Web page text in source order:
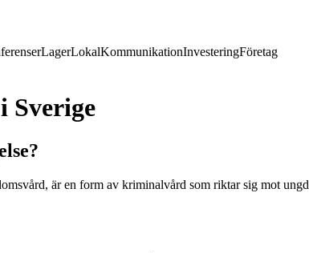
LagerLokalKommunikationInvesteringFöretag
Sverige
är en form av kriminalvård som riktar sig mot